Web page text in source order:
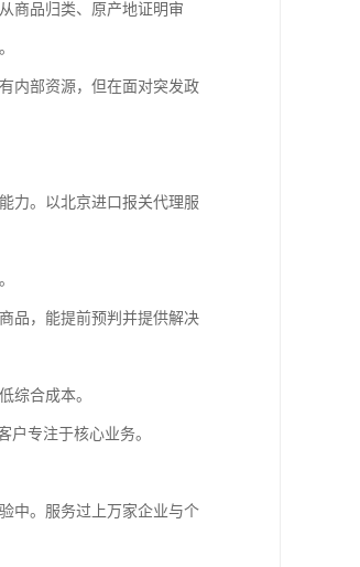
商品归类、原产地证明审
内部资源，但在面对突发政
力。以北京进口报关代理服
品，能提前预判并提供解决
综合成本。
户专注于核心业务。
中。服务过上万家企业与个